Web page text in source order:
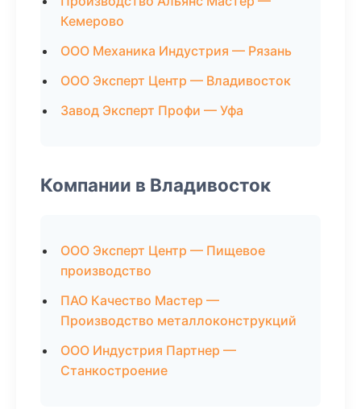
Кемерово
ООО Механика Индустрия — Рязань
ООО Эксперт Центр — Владивосток
Завод Эксперт Профи — Уфа
Компании в Владивосток
ООО Эксперт Центр — Пищевое
производство
ПАО Качество Мастер —
Производство металлоконструкций
ООО Индустрия Партнер —
Станкостроение